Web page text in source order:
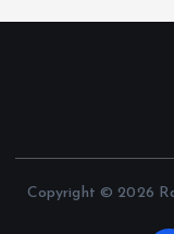
Copyright © 2026